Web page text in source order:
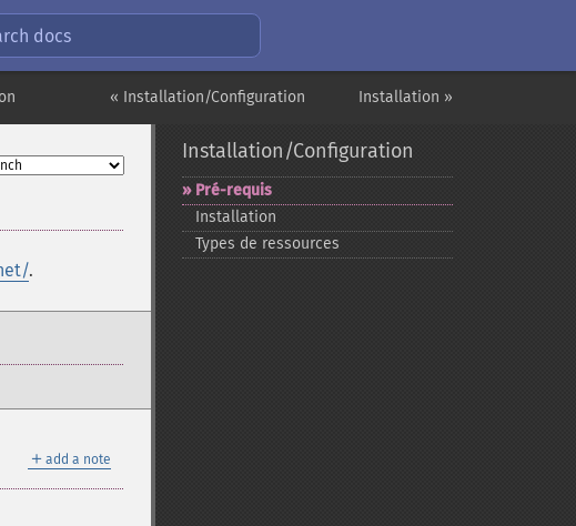
docs
Installation »
« Installation/Configuration
.
＋ add a note
Installation/Configuration
Pré-​requis
Installation
Types de ressources